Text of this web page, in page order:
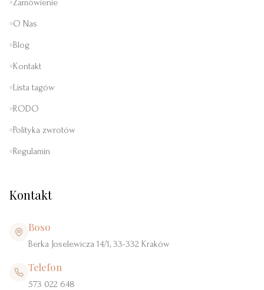
Zamówienie
O Nas
Blog
Kontakt
Lista tagów
RODO
Polityka zwrotów
Regulamin
Kontakt
Boso
Berka Joselewicza 14/1, 33-332 Kraków
Telefon
573 022 648